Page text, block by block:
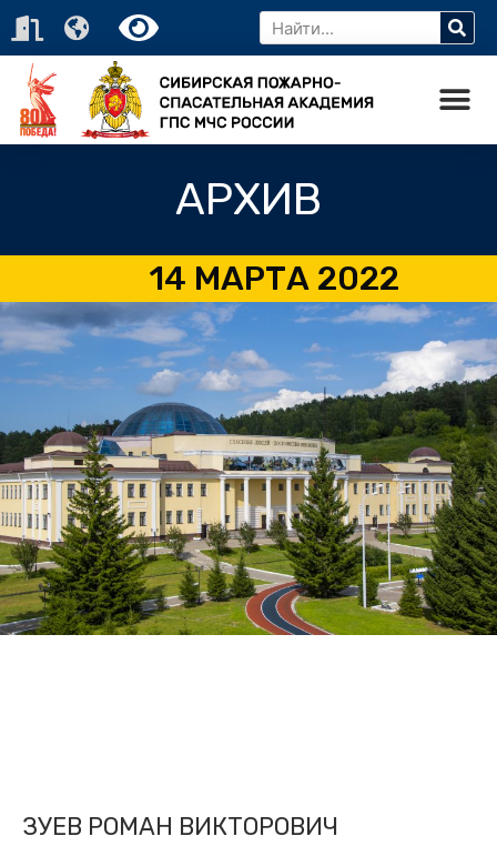
АРХИВ
14 МАРТА 2022
ЗУЕВ РОМАН ВИКТОРОВИЧ